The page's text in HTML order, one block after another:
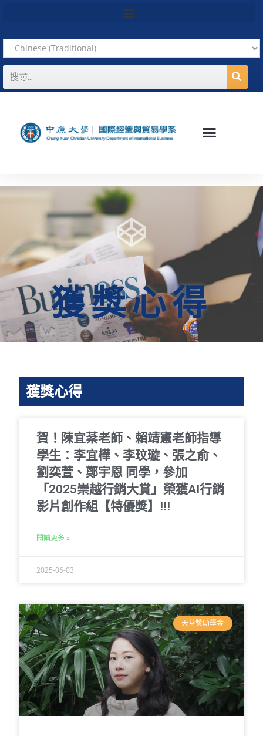
獲獎心得
獲獎心得
賀！陳宜棻老師、賴靖憲老師指導
學生：李宜樺、李玟璇、張之俞、
劉奕萱、鄭宇恩 同學，參加
「2025崇越行銷大賞」榮獲AI行銷
影片創作組【特優獎】!!!
閱讀更多 »
2025-06-03
天益獎助學金